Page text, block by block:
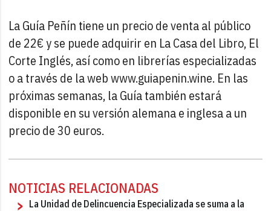
La Guía Peñín tiene un precio de venta al público
de 22€ y se puede adquirir en La Casa del Libro, El
Corte Inglés, así como en librerías especializadas
o a través de la web www.guiapenin.wine. En las
próximas semanas, la Guía también estará
disponible en su versión alemana e inglesa a un
precio de 30 euros.
NOTICIAS RELACIONADAS
La Unidad de Delincuencia Especializada se suma a la